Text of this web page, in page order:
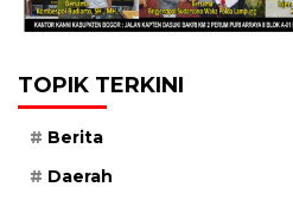
TOPIK TERKINI
Berita
Daerah